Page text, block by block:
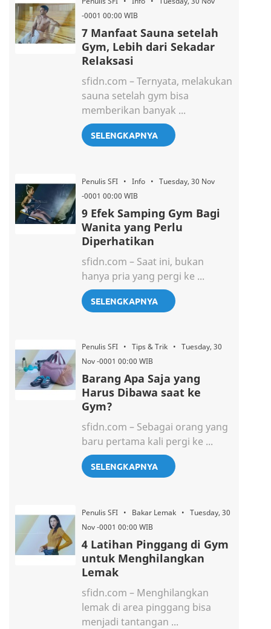
-0001 00:00 WIB
7 Manfaat Sauna setelah
Gym, Lebih dari Sekadar
Relaksasi
sfidn.com – Ternyata, melakukan
sauna setelah gym bisa
memberikan banyak ...
SELENGKAPNYA
Penulis SFI • Info • Tuesday, 30 Nov
-0001 00:00 WIB
9 Efek Samping Gym Bagi
Wanita yang Perlu
Diperhatikan
sfidn.com – Saat ini, bukan
hanya pria yang pergi ke ...
SELENGKAPNYA
Penulis SFI • Tips & Trik • Tuesday, 30
Nov -0001 00:00 WIB
Barang Apa Saja yang
Harus Dibawa saat ke
Gym?
sfidn.com – Sebagai orang yang
baru pertama kali pergi ke ...
SELENGKAPNYA
Penulis SFI • Bakar Lemak • Tuesday, 30
Nov -0001 00:00 WIB
4 Latihan Pinggang di Gym
untuk Menghilangkan
Lemak
sfidn.com – Menghilangkan
lemak di area pinggang bisa
menjadi tantangan ...